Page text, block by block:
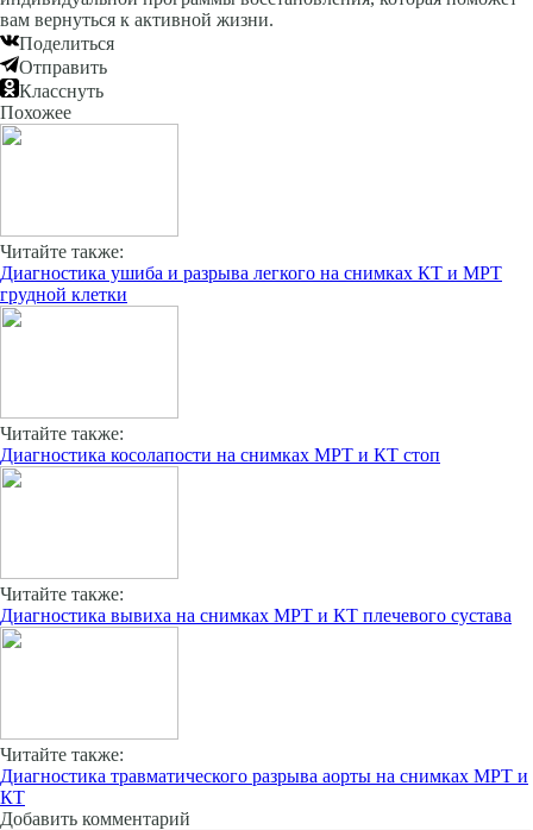
вам вернуться к активной жизни.
Поделиться
Отправить
Класснуть
Похожее
Читайте также:
Диагностика ушиба и разрыва легкого на снимках КТ и МРТ
грудной клетки
Читайте также:
Диагностика косолапости на снимках МРТ и КТ стоп
Читайте также:
Диагностика вывиха на снимках МРТ и КТ плечевого сустава
Читайте также:
Диагностика травматического разрыва аорты на снимках МРТ и
КТ
Добавить комментарий